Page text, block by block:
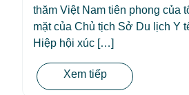
thăm Việt Nam tiên phong của
mặt của Chủ tịch Sở Du lịch Y
Hiệp hội xúc […]
Xem tiếp